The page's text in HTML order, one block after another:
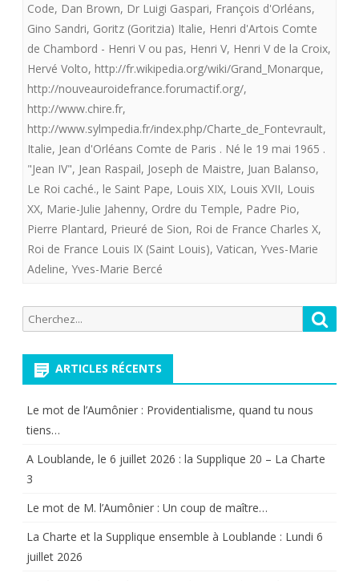
caché.
Code, Dan Brown, Dr Luigi Gaspari, François d'Orléans,
Gino Sandri, Goritz (Goritzia) Italie, Henri d'Artois Comte
de Chambord - Henri V ou pas, Henri V, Henri V de la Croix,
Hervé Volto, http://fr.wikipedia.org/wiki/Grand_Monarque,
http://nouveauroidefrance.forumactif.org/,
http://www.chire.fr,
http://www.sylmpedia.fr/index.php/Charte_de_Fontevrault,
Italie, Jean d'Orléans Comte de Paris . Né le 19 mai 1965 .
"Jean IV", Jean Raspail, Joseph de Maistre, Juan Balanso,
Le Roi caché., le Saint Pape, Louis XIX, Louis XVII, Louis
XX, Marie-Julie Jahenny, Ordre du Temple, Padre Pio,
Pierre Plantard, Prieuré de Sion, Roi de France Charles X,
Roi de France Louis IX (Saint Louis), Vatican, Yves-Marie
Adeline, Yves-Marie Bercé
Recherche
pour:
ARTICLES RÉCENTS
Le mot de l’Aumônier : Providentialisme, quand tu nous
tiens…
A Loublande, le 6 juillet 2026 : la Supplique 20 – La Charte
3
Le mot de M. l’Aumônier : Un coup de maître…
La Charte et la Supplique ensemble à Loublande : Lundi 6
juillet 2026